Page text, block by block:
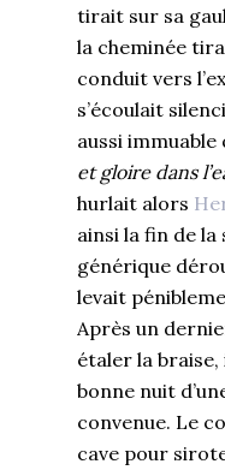
tirait sur sa
la cheminée
conduit vers
s’écoulait
aussi immuable
et gloire dans
hurlait alors
ainsi la fin de
générique
levait
Après un
étaler la
bonne nuit
convenue. Le
cave pour